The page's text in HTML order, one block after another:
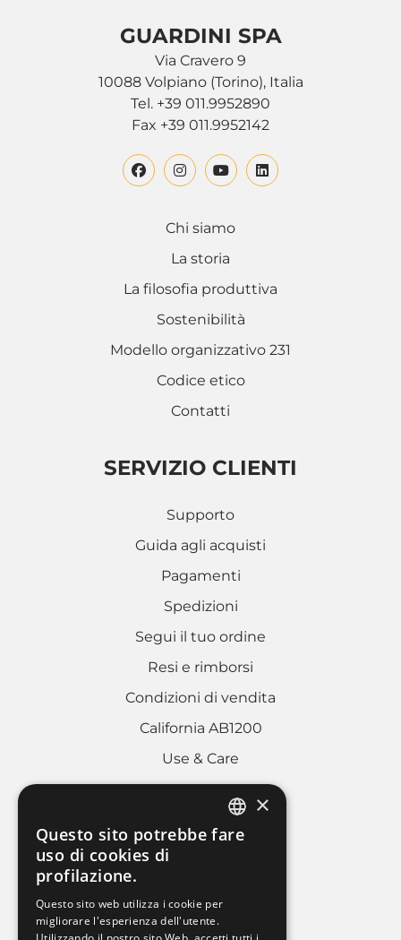
GUARDINI SPA
Via Cravero 9
10088 Volpiano (Torino), Italia
Tel. +39 011.9952890
Fax +39 011.9952142
Chi siamo
La storia
La filosofia produttiva
Sostenibilità
Modello organizzativo 231
Codice etico
Contatti
SERVIZIO CLIENTI
Supporto
Guida agli acquisti
Pagamenti
Spedizioni
Segui il tuo ordine
Resi e rimborsi
Condizioni di vendita
California AB1200
Use & Care
AREA LEGALE
Cookies policy
Whistleblowing
ITALIAN
×
Questo sito potrebbe fare
uso di cookies di
profilazione.
Questo sito web utilizza i cookie per
migliorare l'esperienza dell'utente.